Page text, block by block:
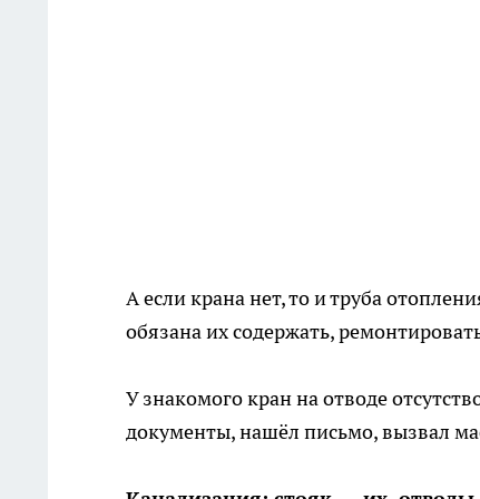
А если крана нет, то и труба
обязана их содержать,
У знакомого кран на отводе
документы, нашёл письмо, вызвал